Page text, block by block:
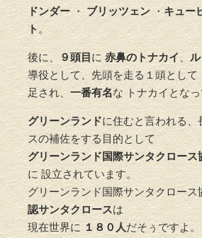
ドンダー ・ ブリッツェン ・キュー
ト 。
後に、 ９頭目 に 赤鼻のトナカイ、
導役として、先頭を走る１頭として
足され、 一番有名な トナカイとなっ
グリーンランドに住むと言われる、
スの補佐をする目的として
グリーンランド国際サンタクロース
に 設立されています。
グリーンランド国際サンタクロース
認サンタクロースは
現在世界に １８０人だそぅですよ。